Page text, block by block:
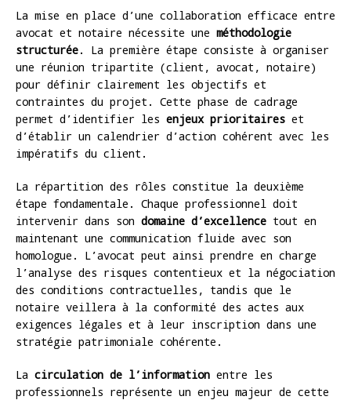
La mise en place d’une collaboration efficace entre
avocat et notaire nécessite une méthodologie
structurée. La première étape consiste à organiser
une réunion tripartite (client, avocat, notaire)
pour définir clairement les objectifs et
contraintes du projet. Cette phase de cadrage
permet d’identifier les enjeux prioritaires et
d’établir un calendrier d’action cohérent avec les
impératifs du client.
La répartition des rôles constitue la deuxième
étape fondamentale. Chaque professionnel doit
intervenir dans son domaine d’excellence tout en
maintenant une communication fluide avec son
homologue. L’avocat peut ainsi prendre en charge
l’analyse des risques contentieux et la négociation
des conditions contractuelles, tandis que le
notaire veillera à la conformité des actes aux
exigences légales et à leur inscription dans une
stratégie patrimoniale cohérente.
La circulation de l’information entre les
professionnels représente un enjeu majeur de cette